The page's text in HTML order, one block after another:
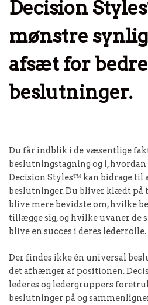
Decision
mønstre
afsæt for bedre
beslutninger.
Du får indblik i de væsentlige
beslutningstagning og i, hvordan
Decision Styles™ kan bidrage til
beslutninger. Du bliver klædt på
blive mere bevidste om, hvilke
tillægge sig, og hvilke uvaner de
blive en succes i deres lederrolle.
Der findes ikke én universal
det afhænger af positionen.
lederes og ledergruppers
beslutninger på og